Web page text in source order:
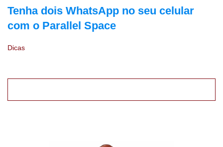
Tenha dois WhatsApp no seu celular
com o Parallel Space
Dicas